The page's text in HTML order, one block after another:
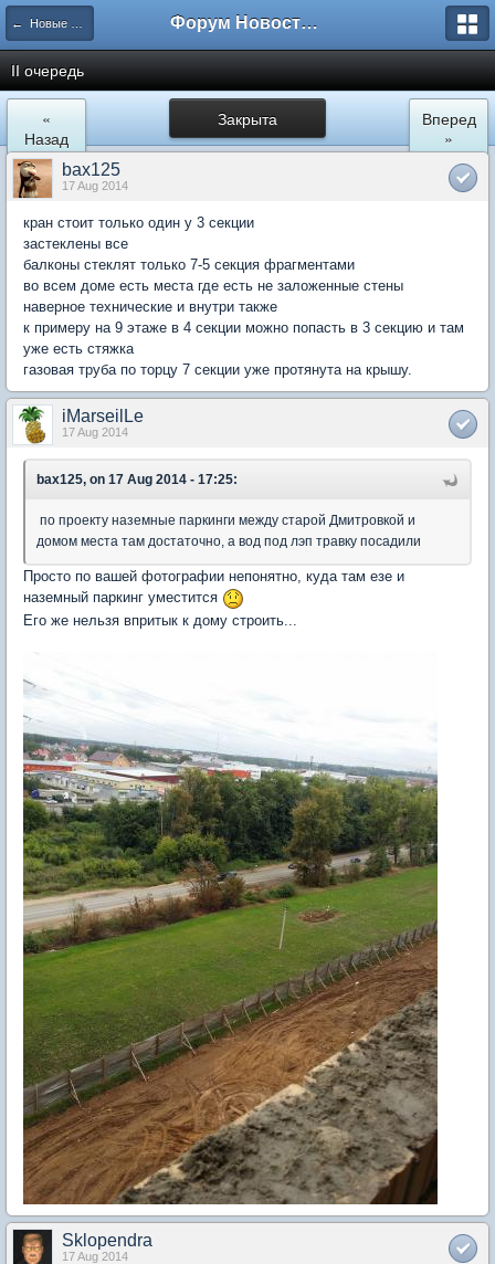
← Новые Водники Форум Новостройки
II очередь
Закрыта
«
Назад
Вперед
»
bax125
17 Aug 2014
кран стоит только один у 3 секции
застеклены все
балконы стеклят только 7-5 секция фрагментами
во всем доме есть места где есть не заложенные стены
наверное технические и внутри также
к примеру на 9 этаже в 4 секции можно попасть в 3 секцию и там
уже есть стяжка
газовая труба по торцу 7 секции уже протянута на крышу.
iMarseilLe
17 Aug 2014
bax125, on 17 Aug 2014 - 17:25:
по проекту наземные паркинги между старой Дмитровкой и
домом места там достаточно, а вод под лэп травку посадили
Просто по вашей фотографии непонятно, куда там езе и
наземный паркинг уместится
Его же нельзя впритык к дому строить...
Sklopendra
17 Aug 2014